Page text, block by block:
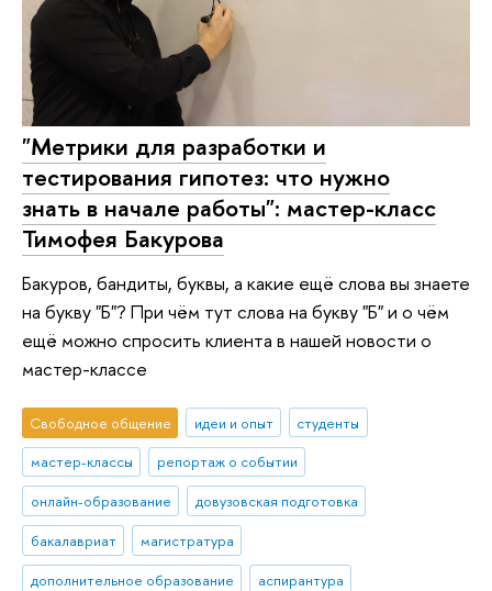
"Метрики для разработки и
тестирования гипотез: что нужно
знать в начале работы": мастер-класс
Тимофея Бакурова
Бакуров, бандиты, буквы, а какие ещё слова вы знаете
на букву "Б"? При чём тут слова на букву "Б" и о чём
ещё можно спросить клиента в нашей новости о
мастер-классе
Свободное общение идеи и опыт
студенты
мастер-классы
репортаж о событии
онлайн-образование
довузовская подготовка
бакалавриат
магистратура
дополнительное образование
аспирантура